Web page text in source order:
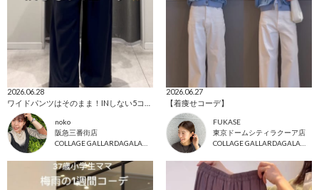
2026.06.28
noko
阪急三番街店
COLLAGE GALLARDAGALANTE
2026.06.27
【着痩せコーデ】
FUKASE
東京ドームシティラクーア店